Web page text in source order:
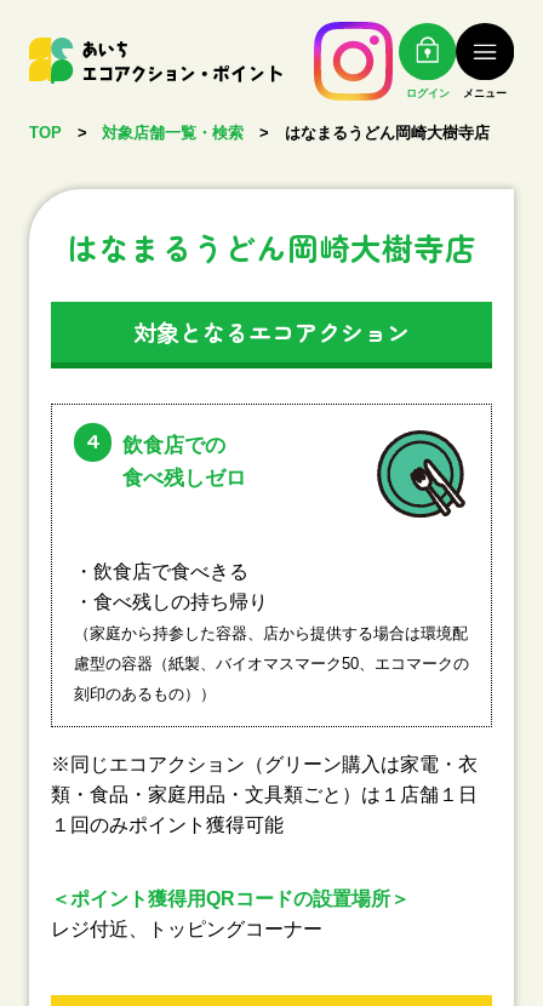
ログイン メニュー
TOP > 対象店舗一覧・検索 > はなまるうどん岡崎大樹寺店
はなまるうどん岡崎大樹寺店
対象となるエコアクション
4
飲食店での
食べ残しゼロ
・飲食店で食べきる
・食べ残しの持ち帰り
（家庭から持参した容器、店から提供する場合は環境配
慮型の容器（紙製、バイオマスマーク50、エコマークの
刻印のあるもの））
※同じエコアクション（グリーン購入は家電・衣
類・食品・家庭用品・文具類ごと）は１店舗１日
１回のみポイント獲得可能
＜ポイント獲得用QRコードの設置場所＞
レジ付近、トッピングコーナー